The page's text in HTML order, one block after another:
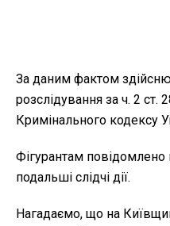
За даним фактом
розслідування за ч. 2 ст.
Кримінального кодексу
Фігурантам повідомлено
подальші слідчі дії.
Нагадаємо, що на